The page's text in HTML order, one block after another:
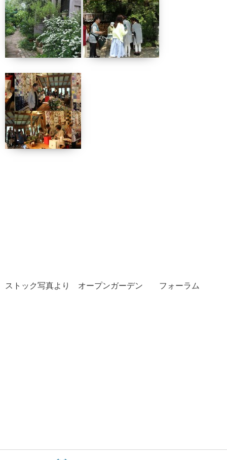
ストック写真より オープンガーデン フォーラム